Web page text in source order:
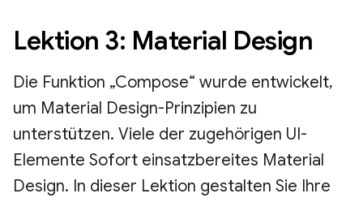
Lektion 3: Material Design
Die Funktion „Compose“ wurde entwickelt,
um Material Design-Prinzipien zu
unterstützen. Viele der zugehörigen UI-
Elemente Sofort einsatzbereites Material
Design. In dieser Lektion gestalten Sie Ihre